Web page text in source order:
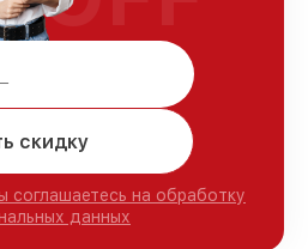
скидку
соглашаетесь на обработку
данных